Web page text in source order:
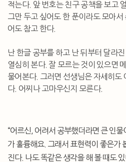
적는다. 앞 번호는 친구 공책을 보고
그만 두고 싶어도 한 푼이라도 모아
어도 참고 한다.
난 한글 공부를 하고 난 뒤부터 달라
열심히 본다. 잘 모르는 것이 있으면
물어본다. 그러면 선생님은 자세히도
다. 어찌나 고마우신지 모른다.
“어르신, 어려서 공부했더라면 큰 인
가 훌륭해요. 그래서 표현력이 좋은가
진다. 나도 똑같은 생각을 해 볼 때도